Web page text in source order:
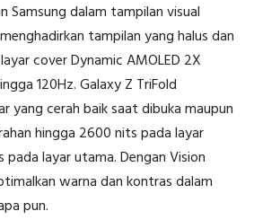
Samsung dalam tampilan visual
tampilan yang halus dan
cover Dynamic AMOLED 2X
120Hz. Galaxy Z TriFold
yang cerah baik saat dibuka maupun
hingga 2600 nits pada layar
layar utama. Dengan Vision
warna dan kontras dalam
pun.